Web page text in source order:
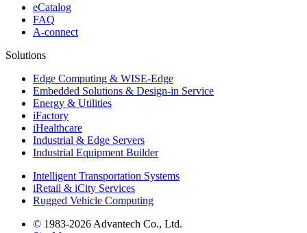
eCatalog
FAQ
A-connect
Solutions
Edge Computing & WISE-Edge
Embedded Solutions & Design-in Service
Energy & Utilities
iFactory
iHealthcare
Industrial & Edge Servers
Industrial Equipment Builder
Intelligent Transportation Systems
iRetail & iCity Services
Rugged Vehicle Computing
© 1983-2026 Advantech Co., Ltd.